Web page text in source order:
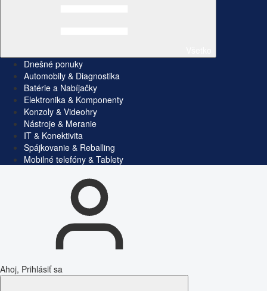
Dnešné ponuky
Automobily & Diagnostika
Batérie a Nabíjačky
Elektronika & Komponenty
Konzoly & Videohry
Nástroje & Meranie
IT & Konektivita
Spájkovanie & Reballing
Mobilné telefóny & Tablety
Ahoj, Prihlásiť sa